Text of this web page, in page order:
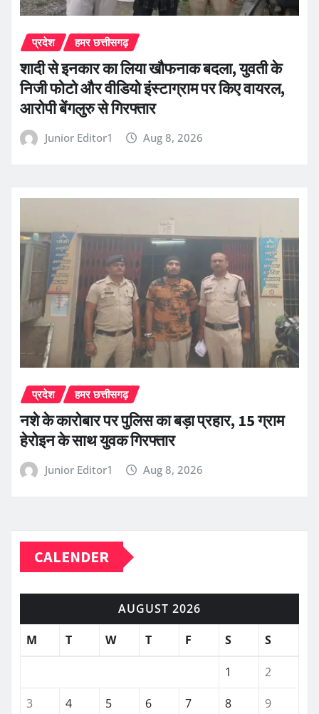
प्रदेश हमर छत्तीसगढ़
शादी से इनकार का लिया खौफनाक बदला, युवती के
निजी फोटो और वीडियो इंस्टाग्राम पर किए वायरल,
आरोपी बेंगलुरु से गिरफ्तार
Junior Editor1 Aug 8, 2026
प्रदेश हमर छत्तीसगढ़
नशे के कारोबार पर पुलिस का बड़ा प्रहार, 15 ग्राम
हेरोइन के साथ युवक गिरफ्तार
Junior Editor1 Aug 8, 2026
CALENDER
AUGUST 2026
M
T W T F S S
1
2
3
4 5 6 7 8
9